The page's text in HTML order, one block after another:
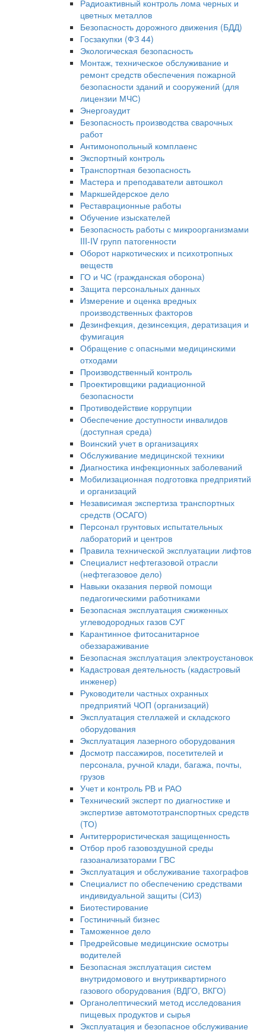
Радиоактивный контроль лома черных и
цветных металлов
Безопасность дорожного движения (БДД)
Госзакупки (ФЗ 44)
Экологическая безопасность
Монтаж, техническое обслуживание и
ремонт средств обеспечения пожарной
безопасности зданий и сооружений (для
лицензии МЧС)
Энергоаудит
Безопасность производства сварочных
работ
Антимонопольный комплаенс
Экспортный контроль
Транспортная безопасность
Мастера и преподаватели автошкол
Маркшейдерское дело
Реставрационные работы
Обучение изыскателей
Безопасность работы с микроорганизмами
III-IV групп патогенности
Оборот наркотических и психотропных
веществ
ГО и ЧС (гражданская оборона)
Защита персональных данных
Измерение и оценка вредных
производственных факторов
Дезинфекция, дезинсекция, дератизация и
фумигация
Обращение с опасными медицинскими
отходами
Производственный контроль
Проектировщики радиационной
безопасности
Противодействие коррупции
Обеспечение доступности инвалидов
(доступная среда)
Воинский учет в организациях
Обслуживание медицинской техники
Диагностика инфекционных заболеваний
Мобилизационная подготовка предприятий
и организаций
Независимая экспертиза транспортных
средств (ОСАГО)
Персонал грунтовых испытательных
лабораторий и центров
Правила технической эксплуатации лифтов
Специалист нефтегазовой отрасли
(нефтегазовое дело)
Навыки оказания первой помощи
педагогическими работниками
Безопасная эксплуатация сжиженных
углеводородных газов СУГ
Карантинное фитосанитарное
обеззараживание
Безопасная эксплуатация электроустановок
Кадастровая деятельность (кадастровый
инженер)
Руководители частных охранных
предприятий ЧОП (организаций)
Эксплуатация стеллажей и складского
оборудования
Эксплуатация лазерного оборудования
Досмотр пассажиров, посетителей и
персонала, ручной клади, багажа, почты,
грузов
Учет и контроль РВ и РАО
Технический эксперт по диагностике и
экспертизе автомототранспортных средств
(ТО)
Антитеррористическая защищенность
Отбор проб газовоздушной среды
газоанализаторами ГВС
Эксплуатация и обслуживание тахографов
Специалист по обеспечению средствами
индивидуальной защиты (СИЗ)
Биотестирование
Гостиничный бизнес
Таможенное дело
Предрейсовые медицинские осмотры
водителей
Безопасная эксплуатация систем
внутридомового и внутриквартирного
газового оборудования (ВДГО, ВКГО)
Органолептический метод исследования
пищевых продуктов и сырья
Эксплуатация и безопасное обслуживание